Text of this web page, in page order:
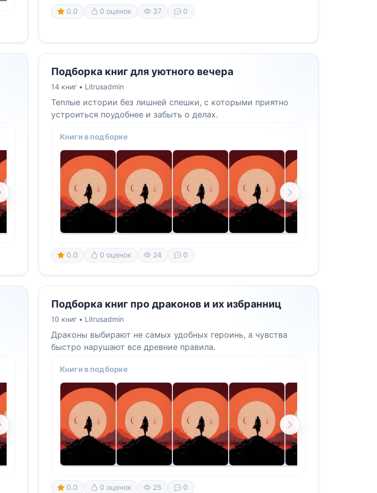
0.0 0 оценок 37 0
Подборка книг для уютного вечера
14 книг • Litrusadmin
Теплые истории без лишней спешки, с которыми приятно
устроиться поудобнее и забыть о делах.
Книги в подборке
0.0 0 оценок 24 0
Подборка книг про драконов и их избранниц
10 книг • Litrusadmin
Драконы выбирают не самых удобных героинь, а чувства
быстро нарушают все древние правила.
Книги в подборке
0.0 0 оценок 25 0